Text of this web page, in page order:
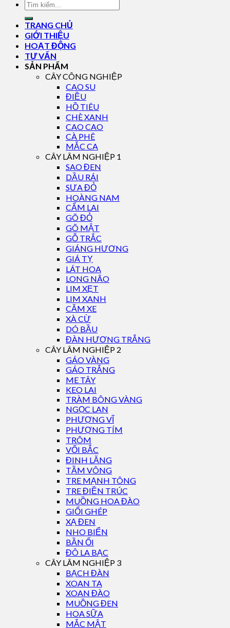
TRANG CHỦ
GIỚI THIỆU
HOẠT ĐỘNG
TƯ VẤN
SẢN PHẨM
CÂY CÔNG NGHIỆP
CAO SU
ĐIỀU
HỒ TIÊU
CHÈ XANH
CAO CAO
CÀ PHÊ
MẮC CA
CÂY LÂM NGHIỆP 1
SAO ĐEN
DẦU RÁI
SƯA ĐỎ
HOÀNG NAM
CẨM LAI
GÕ ĐỎ
GÕ MẬT
GỖ TRẮC
GIÁNG HƯƠNG
GIÁ TỴ
LÁT HOA
LONG NÃO
LIM XẸT
LIM XANH
CĂM XE
XÀ CỪ
DÓ BẦU
ĐÀN HƯƠNG TRẮNG
CÂY LÂM NGHIỆP 2
GÁO VÀNG
GÁO TRẮNG
ME TÂY
KEO LAI
TRÀM BÔNG VÀNG
NGỌC LAN
PHƯỢNG VĨ
PHƯỢNG TÍM
TRÔM
VỐI BẮC
ĐINH LĂNG
TẦM VÔNG
TRE MẠNH TÔNG
TRE ĐIỀN TRÚC
MUỒNG HOA ĐÀO
GIỔI GHÉP
XẠ ĐEN
NHO BIỂN
BẦN ỔI
ĐÔ LA BẠC
CÂY LÂM NGHIỆP 3
BẠCH ĐÀN
XOAN TA
XOAN ĐÀO
MUỒNG ĐEN
HOA SỮA
MẮC MẬT